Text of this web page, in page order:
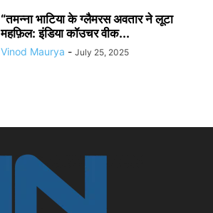
“तमन्ना भाटिया के ग्लैमरस अवतार ने लूटा
महफ़िल: इंडिया कॉउचर वीक...
Vinod Maurya - July 25, 2025